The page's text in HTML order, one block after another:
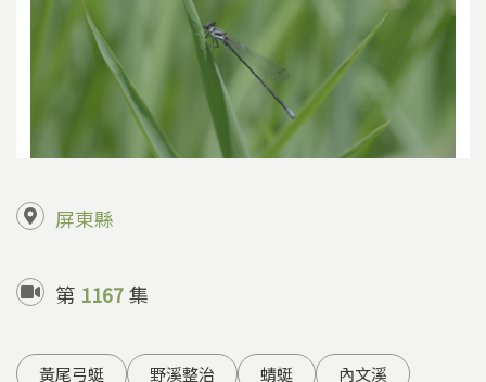
屏東縣
第 1167集
黃尾弓蜓 野溪整治 蜻蜓 內文溪